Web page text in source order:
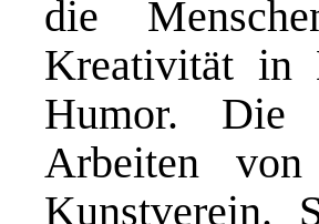
die
Kreativität in
Humor. Die
Arbeiten
Kunstverein.